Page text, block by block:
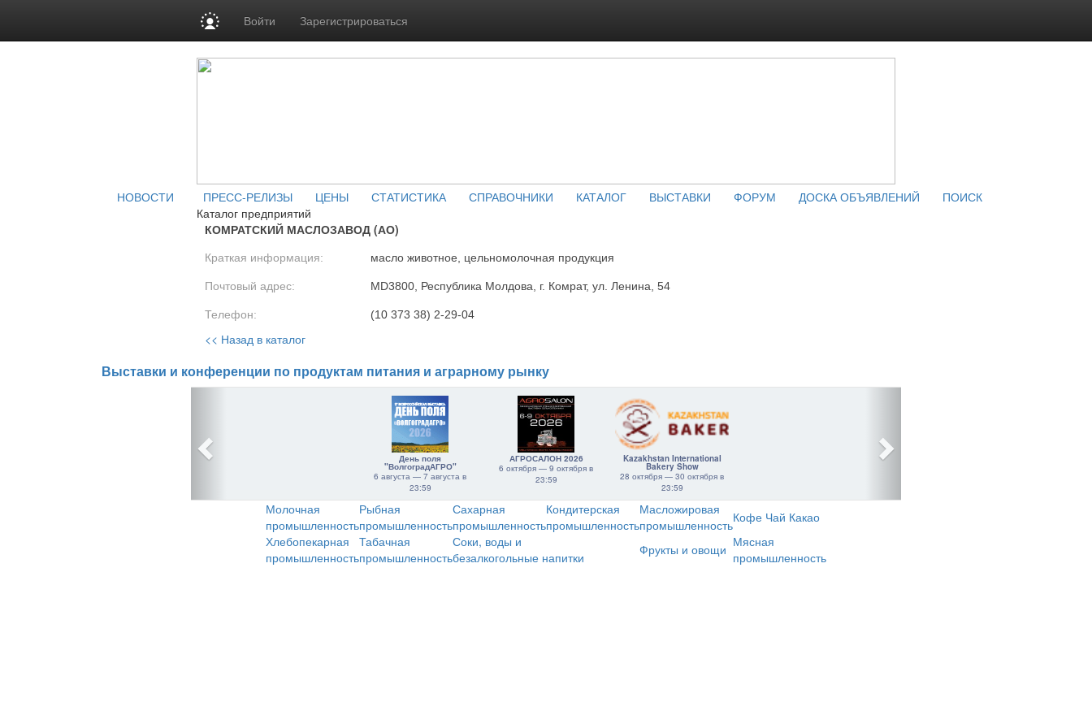
Войти Зарегистрироваться
НОВОСТИ ПРЕСС-РЕЛИЗЫ ЦЕНЫ СТАТИСТИКА СПРАВОЧНИКИ КАТАЛОГ ВЫСТАВКИ ФОРУМ ДОСКА ОБЪЯВЛЕНИЙ
ПОИСК
Каталог предприятий
КОМРАТСКИЙ МАСЛОЗАВОД (АО)
Краткая информация: масло животное, цельномолочная продукция
Почтовый адрес: MD3800, Республика Молдова, г. Комрат, ул. Ленина, 54
Телефон: (10 373 38) 2-29-04
<< Назад в каталог
Выставки и конференции по продуктам питания и аграрному рынку
День поля
"ВолгоградАГРО"
6 августа — 7 августа в
23:59
АГРОСАЛОН 2026
6 октября — 9 октября в
23:59
Kazakhstan International
Bakery Show
28 октября — 30 октября в
23:59
Молочная
промышленность
Рыбная
промышленность
Сахарная
промышленность
Кондитерская
промышленность
Масложировая
промышленностьКофе Чай Какао
Хлебопекарная
промышленность
Табачная
промышленность
Соки, воды и
безалкогольные напитки
Фрукты и овощи Мясная
промышленность